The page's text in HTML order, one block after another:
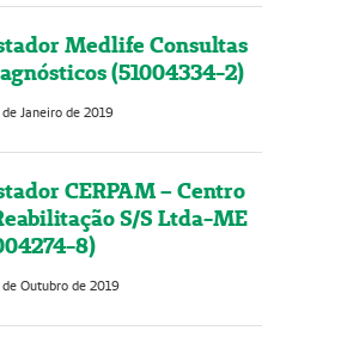
Medlife Consultas
(51004334-2)
Janeiro de 2019
CERPAM – Centro
S/S Ltda-ME
8)
de Outubro de 2019